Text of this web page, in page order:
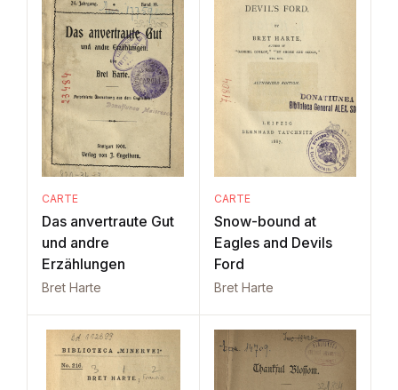
CARTE
Das anvertraute Gut
und andre
Erzählungen
Bret Harte
CARTE
Snow-bound at
Eagles and Devils
Ford
Bret Harte